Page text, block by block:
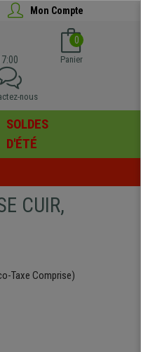
Mon Compte
0
Panier
nous
SOLDES
D'ÉTÉ
CUIR,
Taxe Comprise)